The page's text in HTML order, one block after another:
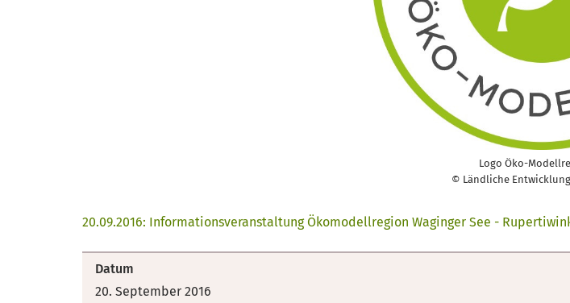
Logo Öko-
© Ländliche Entwicklung
20.09.2016: Informationsveranstaltung Ökomodellregion Waginger See -
Datum
20. September 2016